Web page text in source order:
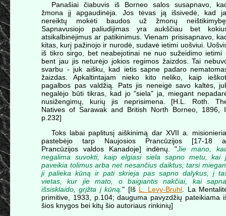
Panašiai čiabuvis iš Borneo salos susapnavo,
žmona jį apgaudinėja. Jos tėvas ją išsivedė, kad
nereiktų mokėti baudos už žmonų
Sapnavusiojo paliudijimas yra aukščiau bet
atsikalbinėjimus ar patikinimus. Vienam prisisapnavo,
kitas, kurį pažinojo ir nurodė, sudavė ietimi uošviui.
iš tikro sirgo, bet neabejotinai ne nuo sužeidimo ietimi
bent jau jis neturėjo jokios regimos žaizdos. Tai
svarbu - juk aišku, kad ietis sapne padaro
žaizdas. Apkaltintajam nieko kito neliko, kaip
pagalbos pas valdžią. Pats jis neneigė savo kaltės,
negalėjo būti tikras, kad jo "siela" ja, miegant
nusižengimų, kurių jis neprisimena. [H.L. Roth.
Natives of Sarawak and British North Borneo, 1896,
p.232]
Toks labai paplitusį aiškinimą dar XVII a.
pastebėjo tarp Naujosios Prancūzijos [17-18
Prancūzijos valdos Kanadoje] indėnų. "Jie mano,
negalima suvokti, kaip elgiasi siela sapno metu, kai
paveikia tolimus arba net nesančius daiktus; tarsi
ji palieka kūną ir pati skrieja pas sapno dalykus, į
vietas, kur jie mato, o baigiantis nakčiai, kai
išsisklaido, grįžta į kūną." [Iš L. Levy-Bruhl. La
primitive, 1933, p.104; dauguma pavyzdžių pateikiama
šios knygos bei kitų šio autoriaus rinkinių]